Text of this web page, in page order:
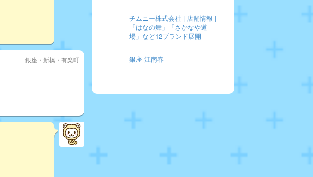
銀座・新橋・有楽町
チムニー株式会社 | 店舗情報 |
「はなの舞」「さかなや道
場」など12ブランド展開
銀座 江南春